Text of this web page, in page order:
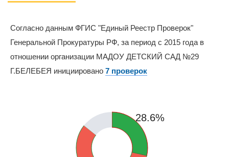
Согласно данным ФГИС "Единый Реестр Проверок"
Генеральной Прокуратуры РФ, за период с 2015 года в
отношении организации МАДОУ ДЕТСКИЙ САД №29
Г.БЕЛЕБЕЯ инициировано 7 проверок
28.6%